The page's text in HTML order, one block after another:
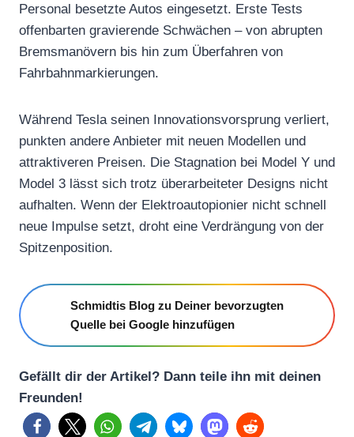
Personal besetzte Autos eingesetzt. Erste Tests
offenbarten gravierende Schwächen – von abrupten
Bremsmanövern bis hin zum Überfahren von
Fahrbahnmarkierungen.
Während Tesla seinen Innovationsvorsprung verliert,
punkten andere Anbieter mit neuen Modellen und
attraktiveren Preisen. Die Stagnation bei Model Y und
Model 3 lässt sich trotz überarbeiteter Designs nicht
aufhalten. Wenn der Elektroautopionier nicht schnell
neue Impulse setzt, droht eine Verdrängung von der
Spitzenposition.
Schmidtis Blog zu Deiner bevorzugten
Quelle bei Google hinzufügen
Gefällt dir der Artikel? Dann teile ihn mit deinen
Freunden!